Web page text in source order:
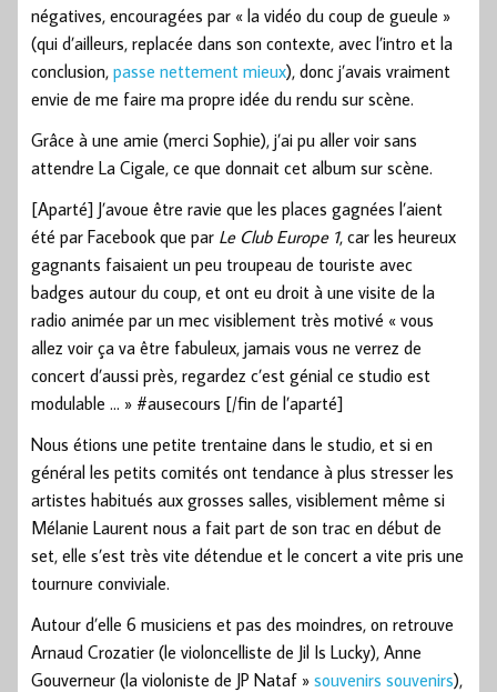
négatives, encouragées par « la vidéo du coup de gueule »
(qui d’ailleurs, replacée dans son contexte, avec l’intro et la
conclusion, passe nettement mieux), donc j’avais vraiment
envie de me faire ma propre idée du rendu sur scène.
Grâce à une amie (merci Sophie), j’ai pu aller voir sans
attendre La Cigale, ce que donnait cet album sur scène.
[Aparté] J’avoue être ravie que les places gagnées l’aient
été par Facebook que par Le Club Europe 1, car les heureux
gagnants faisaient un peu troupeau de touriste avec
badges autour du coup, et ont eu droit à une visite de la
radio animée par un mec visiblement très motivé « vous
allez voir ça va être fabuleux, jamais vous ne verrez de
concert d’aussi près, regardez c’est génial ce studio est
modulable … » #ausecours [/fin de l’aparté]
Nous étions une petite trentaine dans le studio, et si en
général les petits comités ont tendance à plus stresser les
artistes habitués aux grosses salles, visiblement même si
Mélanie Laurent nous a fait part de son trac en début de
set, elle s’est très vite détendue et le concert a vite pris une
tournure conviviale.
Autour d’elle 6 musiciens et pas des moindres, on retrouve
Arnaud Crozatier (le violoncelliste de Jil Is Lucky), Anne
Gouverneur (la violoniste de JP Nataf » souvenirs souvenirs),